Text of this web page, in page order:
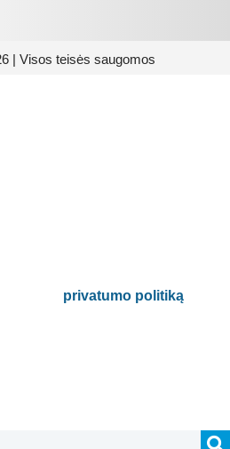
| Visos teisės saugomos
privatumo politiką.